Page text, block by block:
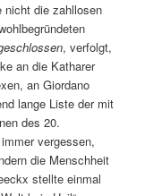
nicht die zahllosen
, verfolgt,
an die Katharer
an Giordano
lange Liste der mit
des 20.
vergessen,
die Menschheit
stellte einmal